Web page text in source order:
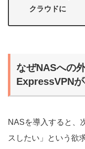
クラウドに
なぜNASへの
ExpressVPN
NASを導入すると、
スしたい」という欲